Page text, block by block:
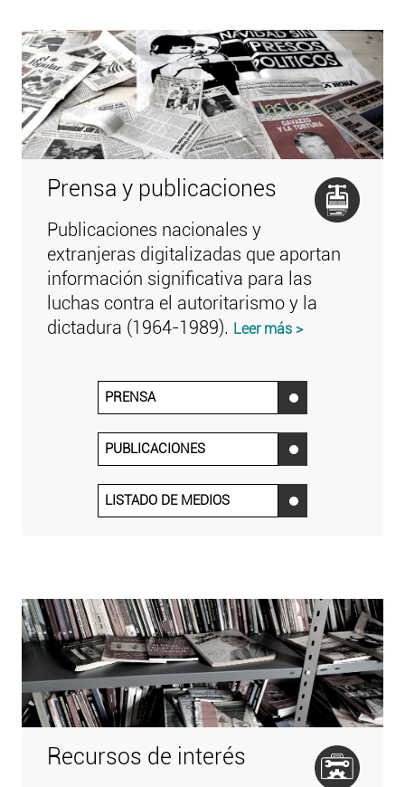
Prensa y publicaciones
Publicaciones nacionales y
extranjeras digitalizadas que aportan
información significativa para las
luchas contra el autoritarismo y la
dictadura (1964-1989). Leer más >
PRENSA ‌
PUBLICACIONES ‌
LISTADO DE MEDIOS ‌
Recursos de interés